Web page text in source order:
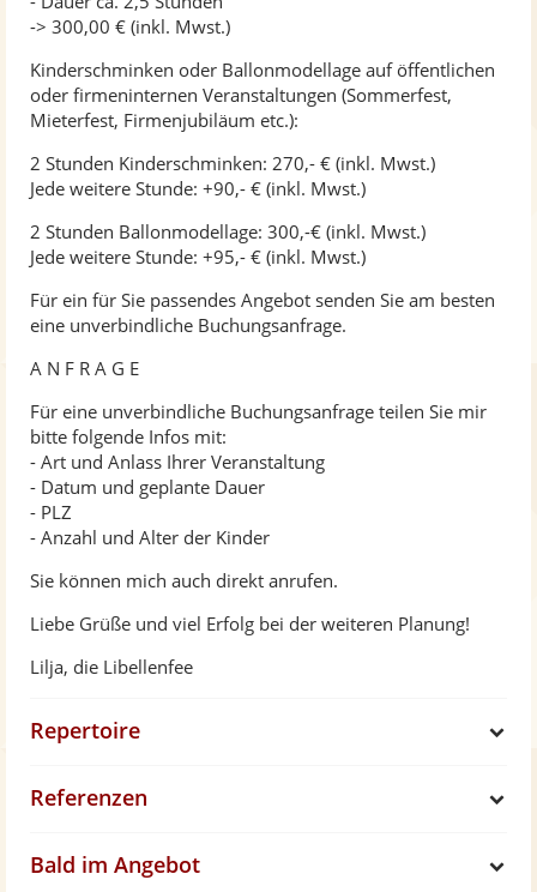
-> 300,00 € (inkl. Mwst.)
Kinderschminken oder Ballonmodellage auf öffentlichen
oder firmeninternen Veranstaltungen (Sommerfest,
Mieterfest, Firmenjubiläum etc.):
2 Stunden Kinderschminken: 270,- € (inkl. Mwst.)
Jede weitere Stunde: +90,- € (inkl. Mwst.)
2 Stunden Ballonmodellage: 300,-€ (inkl. Mwst.)
Jede weitere Stunde: +95,- € (inkl. Mwst.)
Für ein für Sie passendes Angebot senden Sie am besten
eine unverbindliche Buchungsanfrage.
A N F R A G E
Für eine unverbindliche Buchungsanfrage teilen Sie mir
bitte folgende Infos mit:
- Art und Anlass Ihrer Veranstaltung
- Datum und geplante Dauer
- PLZ
- Anzahl und Alter der Kinder
Sie können mich auch direkt anrufen.
Liebe Grüße und viel Erfolg bei der weiteren Planung!
Lilja, die Libellenfee
Repertoire
Referenzen
Bald im Angebot